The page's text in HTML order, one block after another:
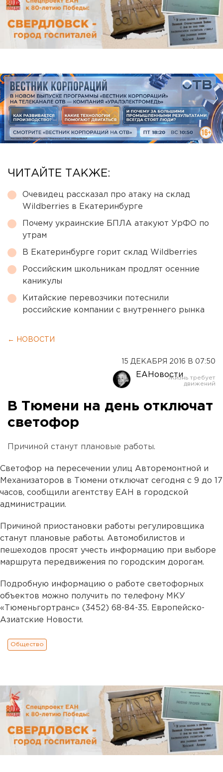
ЧИТАЙТЕ ТАКЖЕ:
Очевидец рассказал про атаку на склад
Wildberries в Екатеринбурге
Почему украинские БПЛА атакуют УрФО по
утрам
В Екатеринбурге горит склад Wildberries
Российским школьникам продлят осенние
каникулы
Китайские перевозчики потеснили
российские компании с внутреннего рынка
← НОВОСТИ
15 ДЕКАБРЯ 2016 В 07:50
ЕАНовости
В Тюмени на день отключат
светофор
Причиной станут плановые работы.
Светофор на пересечении улиц Авторемонтной и
Механизаторов в Тюмени отключат сегодня с 9 до 17
часов, сообщили агентству ЕАН в городской
администрации.
Причиной приостановки работы регулировщика
станут плановые работы. Автомобилистов и
пешеходов просят учесть информацию при выборе
маршрута передвижения по городским дорогам.
Подробную информацию о работе светофорных
объектов можно получить по телефону МКУ
«Тюменьгортранс» (3452) 68-84-35. Европейско-
Азиатские Новости.
Общество